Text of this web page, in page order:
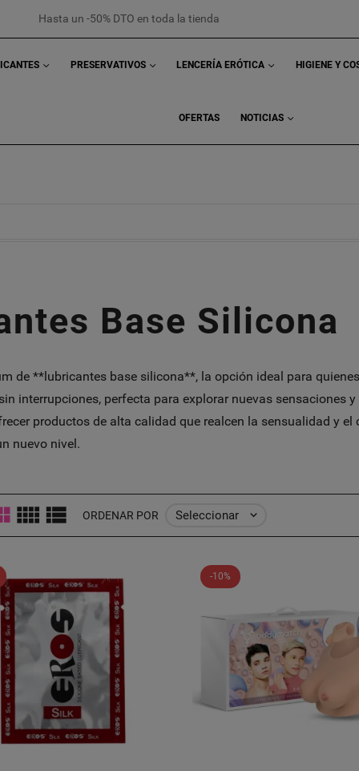
Hasta un -50% DTO en toda la tienda
PRESERVATIVOS LENCERÍA ERÓTICA HIGIENE Y
OFERTAS NOTICIAS
Base Silicona
de **lubricantes base silicona**, la opción ideal para
interrupciones, perfecta para explorar nuevas sensaciones
productos de alta calidad que realcen la sensualidad y
nuevo nivel.
ORDENAR POR Seleccionar 
-10%